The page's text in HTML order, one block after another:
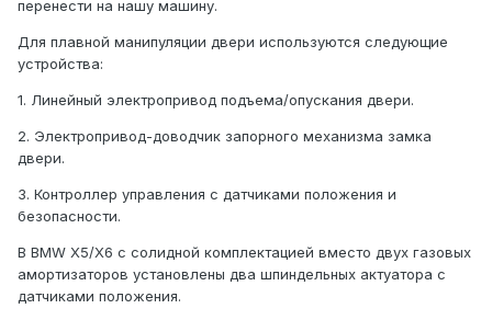
перенести на нашу машину.
Для плавной манипуляции двери используются следующие
устройства:
1. Линейный электропривод подъема/опускания двери.
2. Электропривод-доводчик запорного механизма замка
двери.
3. Контроллер управления с датчиками положения и
безопасности.
В BMW X5/X6 с солидной комплектацией вместо двух газовых
амортизаторов установлены два шпиндельных актуатора с
датчиками положения.